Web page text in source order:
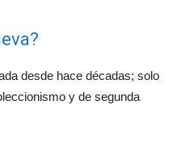
desde hace décadas; solo
y de segunda